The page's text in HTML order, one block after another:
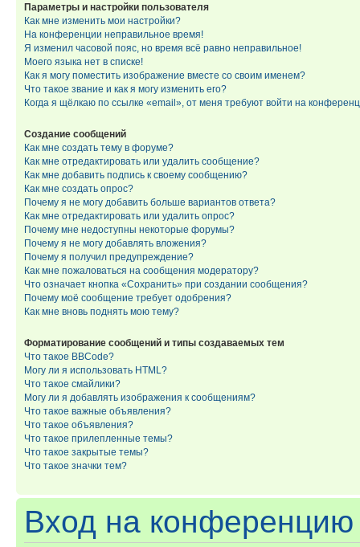
Параметры и настройки пользователя
Как мне изменить мои настройки?
На конференции неправильное время!
Я изменил часовой пояс, но время всё равно неправильное!
Моего языка нет в списке!
Как я могу поместить изображение вместе со своим именем?
Что такое звание и как я могу изменить его?
Когда я щёлкаю по ссылке «email», от меня требуют войти на
Создание сообщений
Как мне создать тему в форуме?
Как мне отредактировать или удалить сообщение?
Как мне добавить подпись к своему сообщению?
Как мне создать опрос?
Почему я не могу добавить больше вариантов ответа?
Как мне отредактировать или удалить опрос?
Почему мне недоступны некоторые форумы?
Почему я не могу добавлять вложения?
Почему я получил предупреждение?
Как мне пожаловаться на сообщения модератору?
Что означает кнопка «Сохранить» при создании сообщения?
Почему моё сообщение требует одобрения?
Как мне вновь поднять мою тему?
Форматирование сообщений и типы создаваемых тем
Что такое BBCode?
Могу ли я использовать HTML?
Что такое смайлики?
Могу ли я добавлять изображения к сообщениям?
Что такое важные объявления?
Что такое объявления?
Что такое прилепленные темы?
Что такое закрытые темы?
Что такое значки тем?
Вход на конференцию